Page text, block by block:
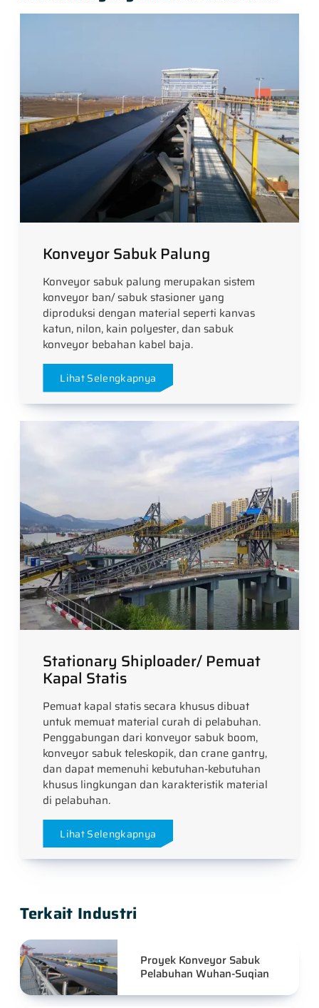
Konveyor Sabuk Palung
Konveyor sabuk palung merupakan sistem
konveyor ban/ sabuk stasioner yang
diproduksi dengan material seperti kanvas
katun, nilon, kain polyester, dan sabuk
konveyor bebahan kabel baja.
Lihat Selengkapnya
Stationary Shiploader/ Pemuat
Kapal Statis
Pemuat kapal statis secara khusus dibuat
untuk memuat material curah di pelabuhan.
Penggabungan dari konveyor sabuk boom,
konveyor sabuk teleskopik, dan crane gantry,
dan dapat memenuhi kebutuhan-kebutuhan
khusus lingkungan dan karakteristik material
di pelabuhan.
Lihat Selengkapnya
Terkait Industri
Proyek Konveyor Sabuk
Pelabuhan Wuhan-Suqian